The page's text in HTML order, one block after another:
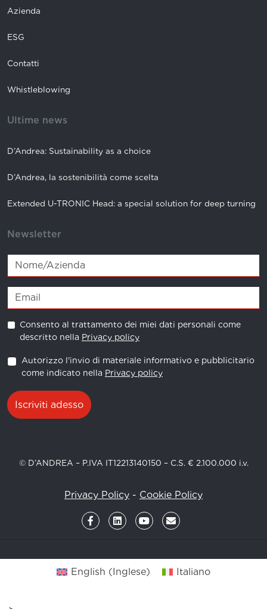
Azienda
ESG
Contatti
Whistleblowing
Ultime news
D’Andrea: Sustainability as a choice
D’Andrea, la sostenibilità come scelta
Extended U-TRONIC Head: a special solution for deep turning
Newsletter
Consento al trattamento dei miei dati personali come
descritto nella Privacy policy
Autorizzo l'invio di materiale informativo e pubblicitario
come indicato nella Privacy policy
Iscriviti adesso
© D’ANDREA – P.IVA IT12213140150 – C.S. € 2.100.000 i.v.
Privacy Policy - Cookie Policy
English (Inglese) Italiano